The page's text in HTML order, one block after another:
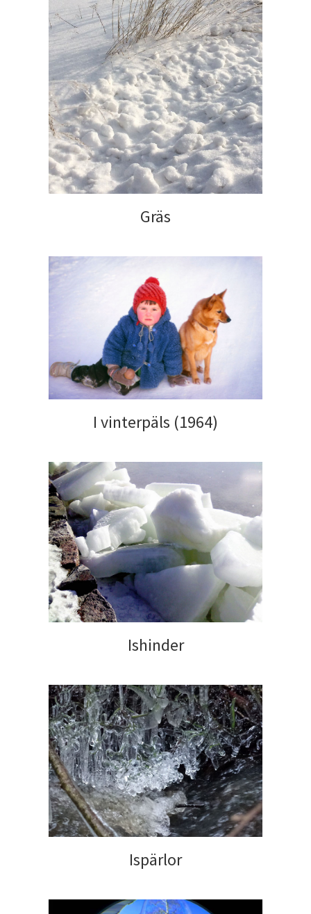
Gräs
I vinterpäls (1964)
Ishinder
Ispärlor